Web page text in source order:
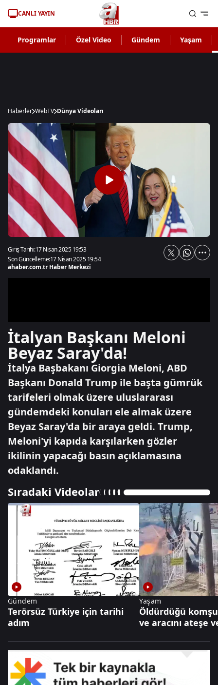
CANLI YAYIN
Programlar Özel Video Gündem Yaşam
Haberler WebTV Dünya Videoları
Giriş Tarihi:17 Nisan 2025 19:53
Son Güncelleme:17 Nisan 2025 19:54
ahaber.com.tr Haber Merkezi
İtalyan Başkanı Meloni
Beyaz Saray'da!
İtalya Başbakanı Giorgia Meloni, ABD
Başkanı Donald Trump ile başta gümrük
tarifeleri olmak üzere uluslararası
gündemdeki konuları ele almak üzere
Beyaz Saray'da bir araya geldi. Trump,
Meloni'yi kapıda karşılarken gözler
ikilinin yapacağı basın açıklamasına
odaklandı.
Sıradaki Videolar
Gündem
Terörsüz Türkiye için tarihi
adım
Yaşam
Öldürdüğü
ve aracını ateşe